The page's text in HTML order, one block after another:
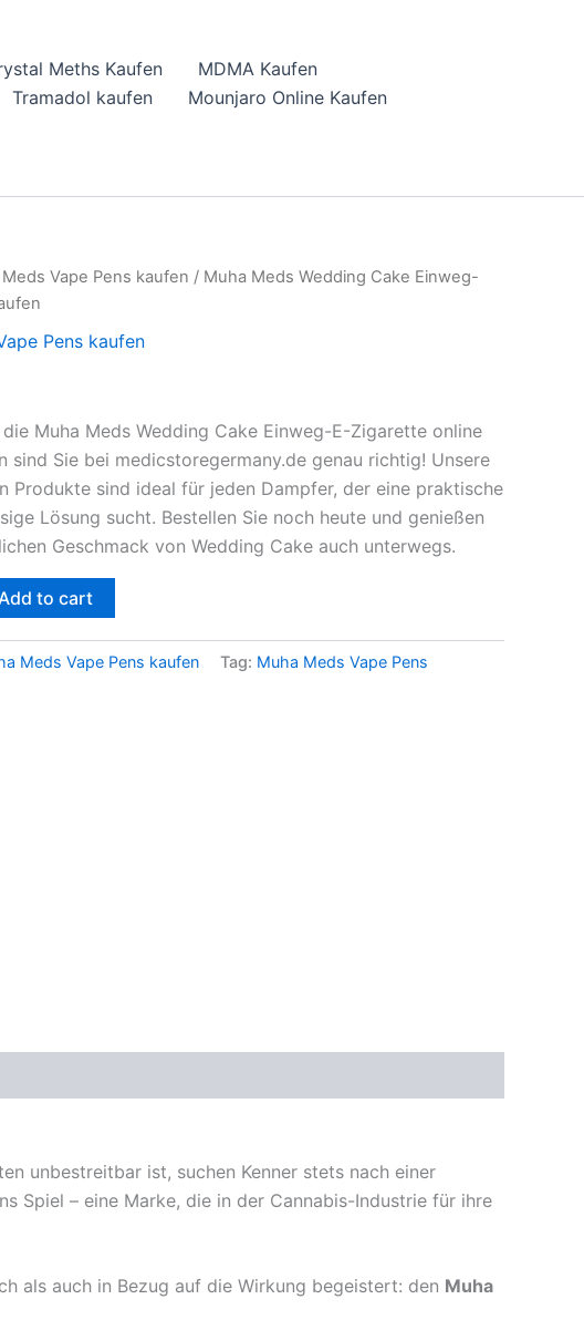
Meths Kaufen
MDMA Kaufen
Tramadol kaufen
Mounjaro Online Kaufen
Vape Pens kaufen / Muha Meds Wedding Cake Einweg-
Pens kaufen
Muha Meds Wedding Cake Einweg-E-Zigarette online
sind Sie bei medicstoregermany.de genau richtig! Unsere
Produkte sind ideal für jeden Dampfer, der eine praktische
Lösung sucht. Bestellen Sie noch heute und genießen
Geschmack von Wedding Cake auch unterwegs.
to cart
Meds Vape Pens kaufen Tag: Muha Meds Vape Pens
unbestreitbar ist, suchen Kenner stets nach einer
Spiel – eine Marke, die in der Cannabis-Industrie für ihre
als auch in Bezug auf die Wirkung begeistert: den Muha